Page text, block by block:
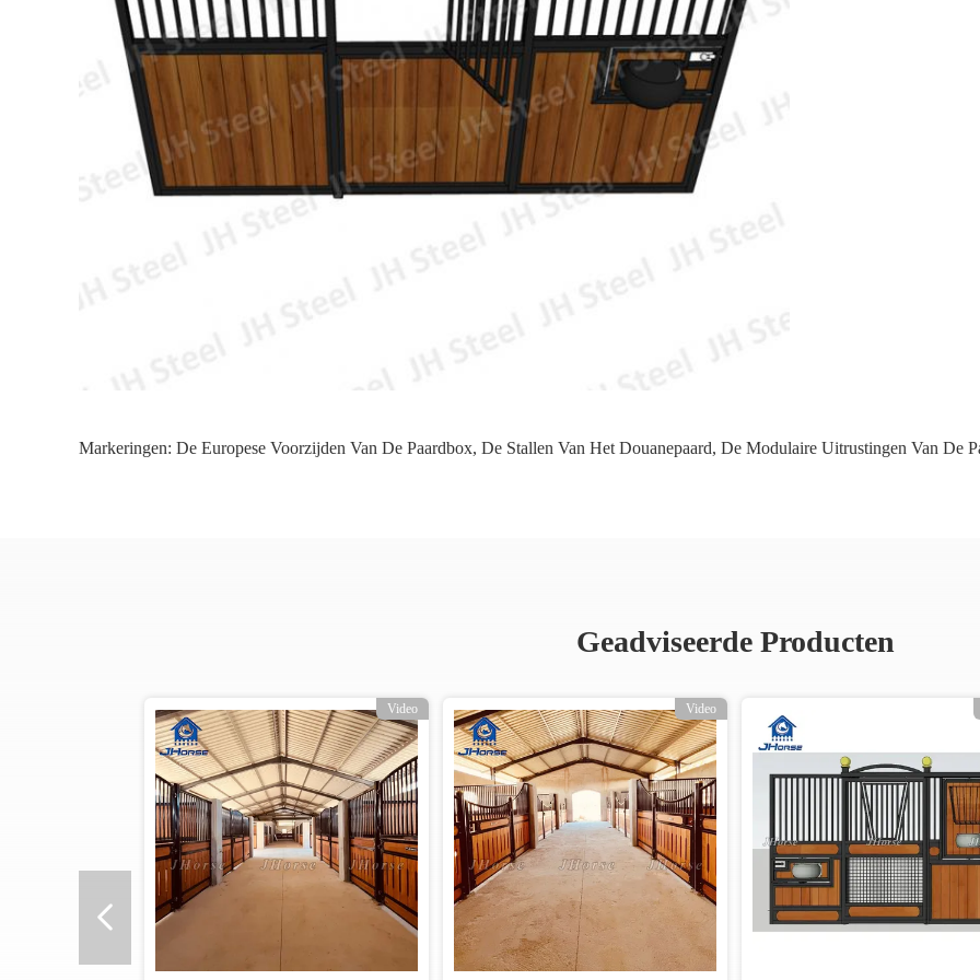
Markeringen: De Europese Voorzijden Van De Paardbox, De Stallen Van Het Douanepaard, De Modulaire Uitrustingen Van De
Geadviseerde Producten
Video